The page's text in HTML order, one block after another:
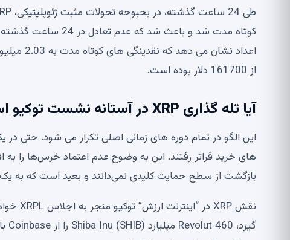
اعداد
از 161700 دلار بوده است.
آیا تله گذاری XRP در آستانه نشست توکیو است؟
های خرید فراتر رفتند. این به وضوح عدم اعتماد خرس‌ها را
بازگشت از سطح حمایت کلیدی نمی‌دانند و بعید است که به یک